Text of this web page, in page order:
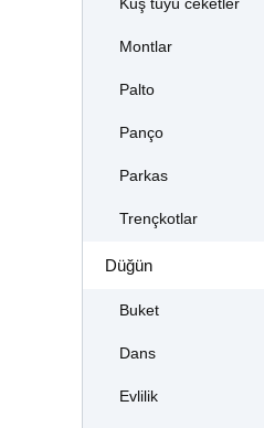
Kuş tüyü ceketler
Montlar
Palto
Panço
Parkas
Trençkotlar
Düğün
Buket
Dans
Evlilik